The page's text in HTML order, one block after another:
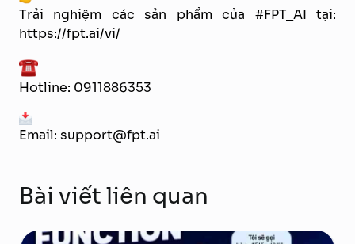
Trải nghiệm các sản phẩm của #FPT_AI tại:
https://fpt.ai/vi/
Hotline: 0911886353
Email: support@fpt.ai
Bài viết liên quan